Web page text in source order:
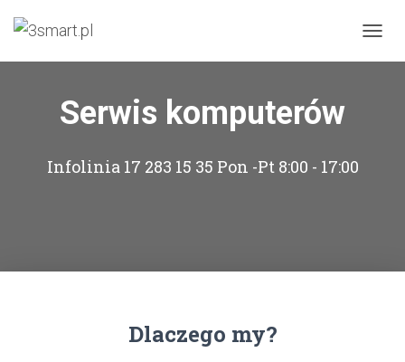
Serwis komputerów
Infolinia 17 283 15 35 Pon -Pt 8:00 - 17:00
Dlaczego my?